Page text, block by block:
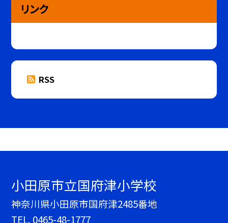
リンク
RSS
小田原市立国府津小学校
神奈川県小田原市国府津2485番地
TEL. 0465-48-1777